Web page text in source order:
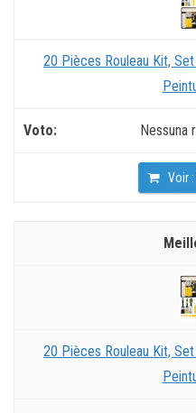
20 Pièces Rouleau Kit,
Nessuna
Voir
20 Pièces Rouleau Kit,